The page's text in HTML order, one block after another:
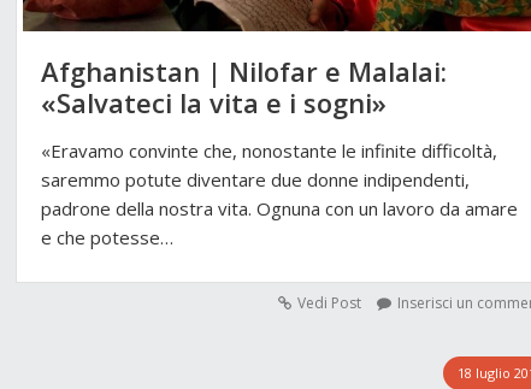
Afghanistan | Nilofar e Malalai:
«Salvateci la vita e i sogni»
«Eravamo convinte che, nonostante le infinite difficoltà,
saremmo potute diventare due donne indipendenti,
padrone della nostra vita. Ognuna con un lavoro da amare
e che potesse…
Vedi Post Inserisci un
18 luglio